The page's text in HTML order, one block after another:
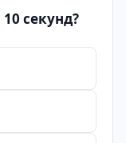
секунд?